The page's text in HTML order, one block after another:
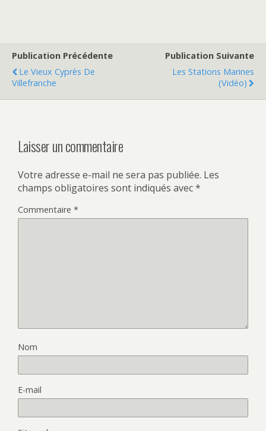
Publication Précédente
Le Vieux Cyprès De
Villefranche
Publication Suivante
Les Stations Marines
(vidéo)
Laisser un commentaire
Votre adresse e-mail ne sera pas publiée. Les
champs obligatoires sont indiqués avec*
Commentaire *
Nom
E-mail